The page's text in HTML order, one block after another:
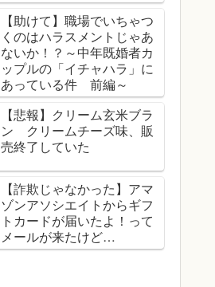
【助けて】職場でいちゃつ
くのはハラスメントじゃあ
ないか！？～中年既婚者カ
ップルの「イチャハラ」に
あっている件 前編～
【悲報】クリーム玄米ブラ
ン クリームチーズ味、販
売終了していた
【詐欺じゃなかった】アマ
ゾンアソシエイトからギフ
トカードが届いたよ！って
メールが来たけど…